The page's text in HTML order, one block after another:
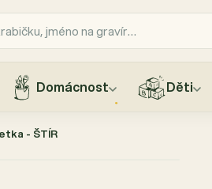
Domácnost Děti
- ŠTÍR